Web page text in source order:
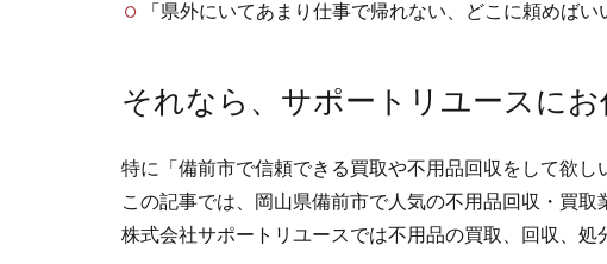
「県外にいてあまり仕事で帰れない、どこに頼めばい
それなら、サポートリユースにお
特に「備前市で信頼できる買取や不用品回収をして欲し
この記事では、岡山県備前市で人気の不用品回収・買
株式会社サポートリユースでは不用品の買取、回収、処